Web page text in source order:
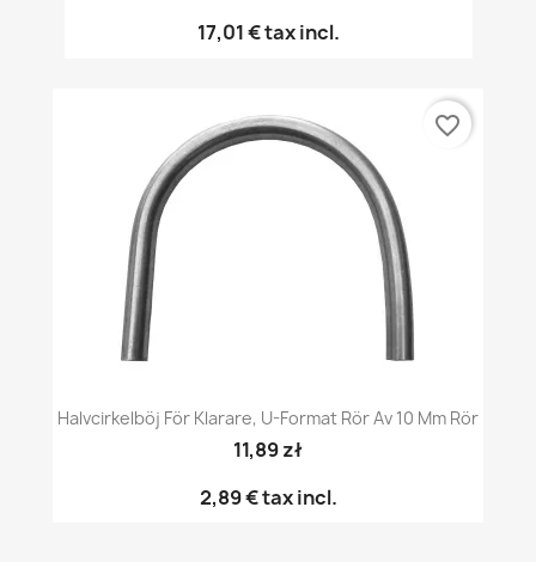
17,01 €tax incl.
Halvcirkelböj För Klarare, U-Format Rör Av 10 Mm Rör
11,89 zł
2,89 €tax incl.
favorite_border